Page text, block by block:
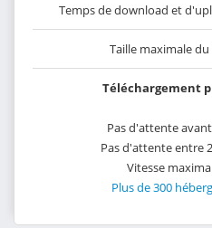
Temps de download et
Taille maximale
Téléchargement
Pas d'attente
Pas d'attente entre
Vitesse
Plus de 300